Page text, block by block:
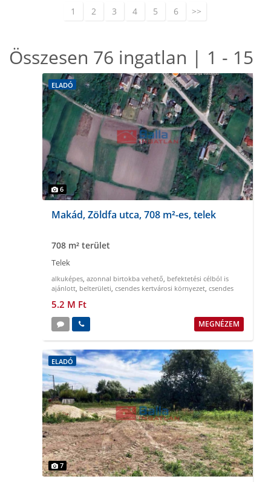
1 2 3 4 5 6 >>
Összesen 76 ingatlan | 1 - 15
ELADÓ
6
Makád, Zöldfa utca, 708 m²-es, telek
708 m² terület
Telek
alkuképes, azonnal birtokba vehető, befektetési célból is
ajánlott, belterületi, csendes kertvárosi környezet, csendes
5.2 M Ft
MEGNÉZEM
ELADÓ
7